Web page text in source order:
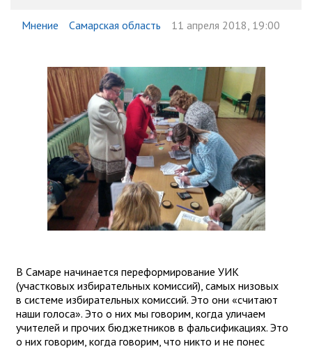
Мнение Самарская область 11 апреля 2018, 19:00
В Самаре начинается переформирование УИК
(участковых избирательных комиссий), самых низовых
в системе избирательных комиссий. Это они «считают
наши голоса». Это о них мы говорим, когда уличаем
учителей и прочих бюджетников в фальсификациях. Это
о них говорим, когда говорим, что никто и не понес